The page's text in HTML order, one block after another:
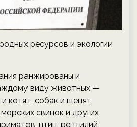
ресурсов и экологии
ранжированы и
виду животных —
котят, собак и щенят,
свинок и других
птиц, рептилий,